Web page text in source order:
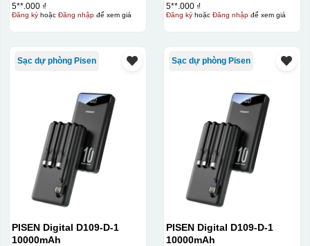
5**.000 ₫
Đăng kýhoặc Đăng nhậpđể xem giá
5**.000 ₫
Đăng kýhoặc Đăng nhậpđể xem giá
Sạc dự phòng Pisen
PISEN Digital D109-D-1
10000mAh
Sạc dự phòng Pisen
PISEN Digital D109-D-1
10000mAh